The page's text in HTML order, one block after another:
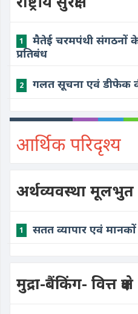
1
मैतेई चरमपंथी संगठनों
प्रतिबंध
2 गलत सूचना एवं डीफेक
आर्थिक परिदृश्य
अर्थव्यवस्था
1 सतत व्यापार एवं मानकों
मुद्रा-बैंकिंग- वित्त क्षेत्र